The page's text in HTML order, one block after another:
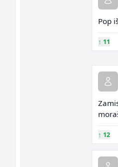
Pop
↑ 11
↑ 12